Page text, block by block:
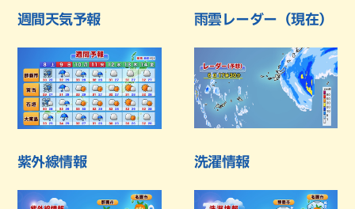
週間天気予報 雨雲レーダー（現在）
紫外線情報 洗濯情報